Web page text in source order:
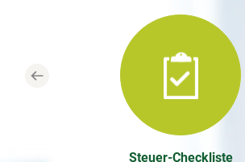
Steuer-Checkliste
Previous